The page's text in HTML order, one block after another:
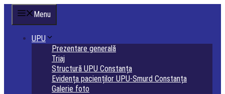
Sari
conținut
Menu
UPU
Prezentare generală
Triaj
Structură UPU Constanța
Evidența pacienților UPU-Smurd Constanța
Galerie foto